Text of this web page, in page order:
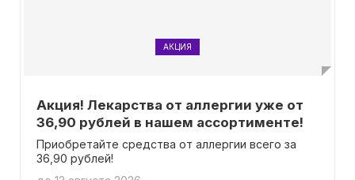
АКЦИЯ
Акция! Лекарства от аллергии уже от
36,90 рублей в нашем ассортименте!
Приобретайте средства от аллергии всего за
36,90 рублей!